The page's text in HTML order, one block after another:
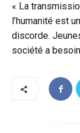
« La
l’humanité est
discorde.
société a